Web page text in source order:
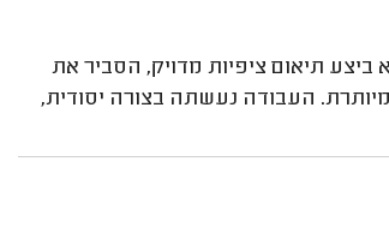
ביצע תיאום ציפיות מדויק, הסביר את
העבודה נעשתה בצורה יסודית,